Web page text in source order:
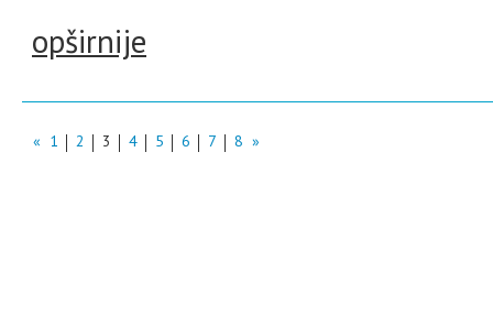
opširnije
« 1 2 3 4 5 6 7 8 »